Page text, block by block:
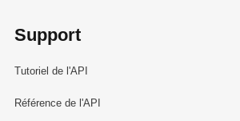
Support
Tutoriel de l'API
Référence de l'API